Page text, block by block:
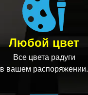
Любой цвет
Все цвета радуги
в вашем распоряжении.